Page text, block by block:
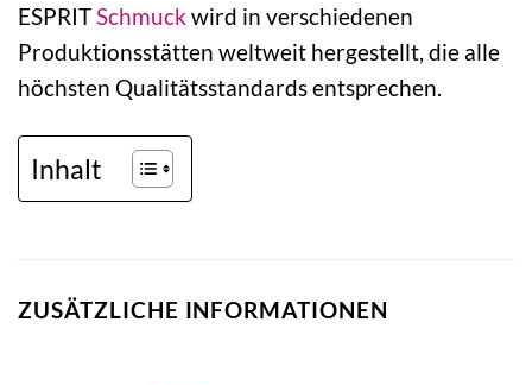
ESPRIT Schmuck wird in verschiedenen
Produktionsstätten weltweit hergestellt, die alle
höchsten Qualitätsstandards entsprechen.
Inhalt
ZUSÄTZLICHE INFORMATIONEN